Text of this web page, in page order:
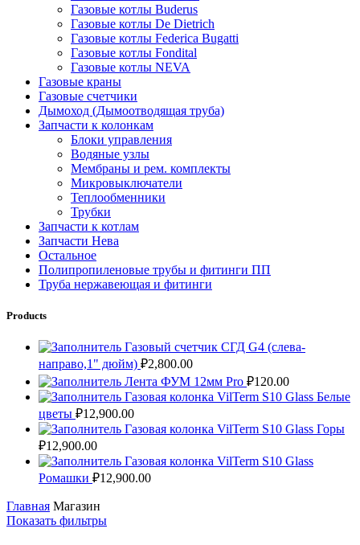
Газовые котлы Buderus
Газовые котлы De Dietrich
Газовые котлы Federica Bugatti
Газовые котлы Fondital
Газовые котлы NEVA
Газовые краны
Газовые счетчики
Дымоход (Дымоотводящая труба)
Запчасти к колонкам
Блоки управления
Водяные узлы
Мембраны и рем. комплекты
Микровыключатели
Теплообменники
Трубки
Запчасти к котлам
Запчасти Нева
Остальное
Полипропиленовые трубы и фитинги ПП
Труба нержавеющая и фитинги
Products
Газовый счетчик СГД G4 (слева-
направо,1" дюйм) ₽2,800.00
Лента ФУМ 12мм Pro ₽120.00
Газовая колонка VilTerm S10 Glass Белые
цветы ₽12,900.00
Газовая колонка VilTerm S10 Glass Горы
₽12,900.00
Газовая колонка VilTerm S10 Glass
Ромашки ₽12,900.00
Главная Магазин
Показать фильтры